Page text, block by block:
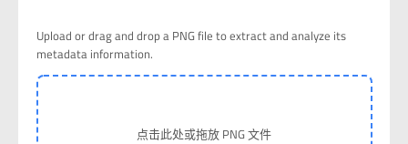
Upload or drag and drop a PNG file to extract and analyze its
metadata information.
点击此处或拖放 PNG 文件